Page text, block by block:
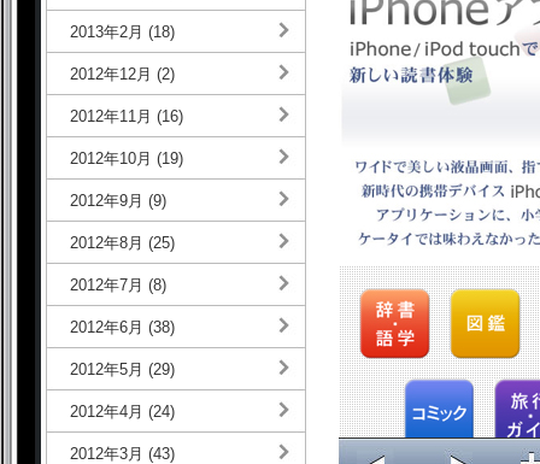
2013年2月 (18)
2012年12月 (2)
2012年11月 (16)
2012年10月 (19)
2012年9月 (9)
2012年8月 (25)
2012年7月 (8)
2012年6月 (38)
2012年5月 (29)
2012年4月 (24)
2012年3月 (43)